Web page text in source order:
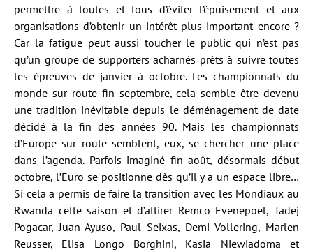
permettre à toutes et tous d’éviter l’épuisement et aux
organisations d’obtenir un intérêt plus important encore ?
Car la fatigue peut aussi toucher le public qui n’est pas
qu’un groupe de supporters acharnés prêts à suivre toutes
les épreuves de janvier à octobre. Les championnats du
monde sur route fin septembre, cela semble être devenu
une tradition inévitable depuis le déménagement de date
décidé à la fin des années 90. Mais les championnats
d’Europe sur route semblent, eux, se chercher une place
dans l’agenda. Parfois imaginé fin août, désormais début
octobre, l’Euro se positionne dès qu’il y a un espace libre…
Si cela a permis de faire la transition avec les Mondiaux au
Rwanda cette saison et d’attirer Remco Evenepoel, Tadej
Pogacar, Juan Ayuso, Paul Seixas, Demi Vollering, Marlen
Reusser, Elisa Longo Borghini, Kasia Niewiadoma et